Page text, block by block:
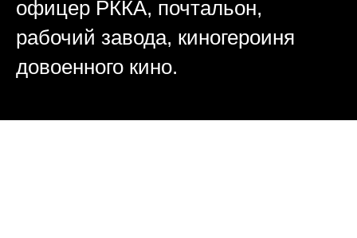
офицер РККА, почтальон,
рабочий завода, киногероиня
довоенного кино.